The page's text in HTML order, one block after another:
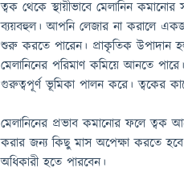
ত্বক থেকে স্থায়ীভাবে মেলানিন
ব্যয়বহুল। আপনি লেজার না করালে
শুরু করতে পারেন। প্রাকৃতিক উপাদান
মেলানিনের পরিমাণ কমিয়ে আনতে
গুরুত্বপূর্ণ ভূমিকা পালন করে। ত্বকের
মেলানিনের প্রভাব কমানোর ফলে ত্বক
করার জন্য কিছু মাস অপেক্ষা করতে
অধিকারী হতে পারবেন।